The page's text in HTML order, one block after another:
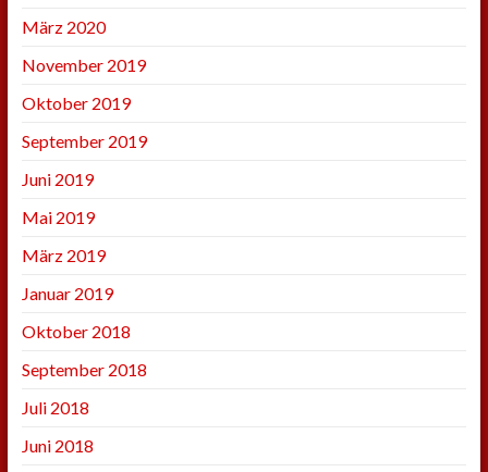
März 2020
November 2019
Oktober 2019
September 2019
Juni 2019
Mai 2019
März 2019
Januar 2019
Oktober 2018
September 2018
Juli 2018
Juni 2018